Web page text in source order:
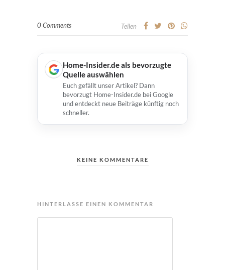
0 Comments Teilen
Home-Insider.de als bevorzugte
Quelle auswählen
Euch gefällt unser Artikel? Dann
bevorzugt Home-Insider.de bei Google
und entdeckt neue Beiträge künftig noch
schneller.
KEINE KOMMENTARE
HINTERLASSE EINEN KOMMENTAR